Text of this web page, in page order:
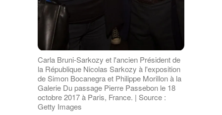
Carla Bruni-Sarkozy et l'ancien Président de
la République Nicolas Sarkozy à l'exposition
de Simon Bocanegra et Philippe Morillon à la
Galerie Du passage Pierre Passebon le 18
octobre 2017 à Paris, France. | Source :
Getty Images